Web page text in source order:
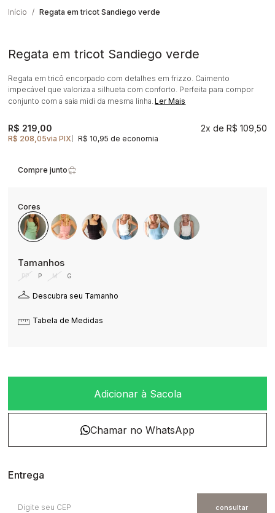
Início Regata em tricot Sandiego verde
Regata em tricot Sandiego verde
Regata em tricô encorpado com detalhes em frizzo. Caimento
impecável que valoriza a silhueta com conforto. Perfeita para compor
conjunto com a saia midi da mesma linha.Ler Mais
R$ 208,05via PIX R$ 10,95 de economia
R$ 219,00 2x R$ 109,50
Compre junto
PP P M G
Descubra seu Tamanho
Tabela de Medidas
Adicionar à Sacola